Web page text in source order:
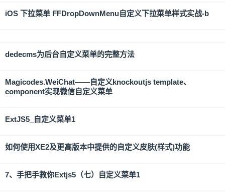
iOS 下拉菜单 FFDropDownMenu自定义下拉菜单样式实战-b
dedecms为后台自定义菜单的完整方法
Magicodes.WeiChat——自定义knockoutjs template、
component实现微信自定义菜单
ExtJS5_自定义菜单1
如何使用XE2及更高版本中提供的自定义皮肤(样式)功能
7、手把手教你Extjs5（七）自定义菜单1